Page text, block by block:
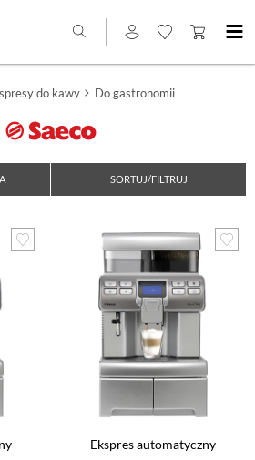
do kawy Do gastronomii
SORTUJ/FILTRUJ
Ekspres automatyczny